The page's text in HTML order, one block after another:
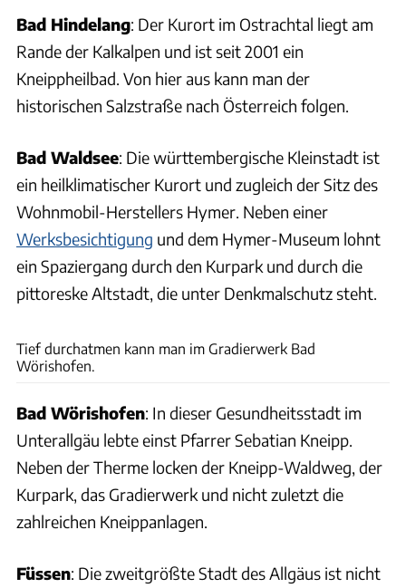
Bad Hindelang: Der Kurort im Ostrachtal liegt am
Rande der Kalkalpen und ist seit 2001 ein
Kneippheilbad. Von hier aus kann man der
historischen Salzstraße nach Österreich folgen.
Bad Waldsee: Die württembergische Kleinstadt ist
ein heilklimatischer Kurort und zugleich der Sitz des
Wohnmobil-Herstellers Hymer. Neben einer
Werksbesichtigung und dem Hymer-Museum lohnt
ein Spaziergang durch den Kurpark und durch die
pittoreske Altstadt, die unter Denkmalschutz steht.
Tief durchatmen kann man im Gradierwerk Bad
Wörishofen.
Bad Wörishofen: In dieser Gesundheitsstadt im
Unterallgäu lebte einst Pfarrer Sebatian Kneipp.
Neben der Therme locken der Kneipp-Waldweg, der
Kurpark, das Gradierwerk und nicht zuletzt die
zahlreichen Kneippanlagen.
Füssen: Die zweitgrößte Stadt des Allgäus ist nicht